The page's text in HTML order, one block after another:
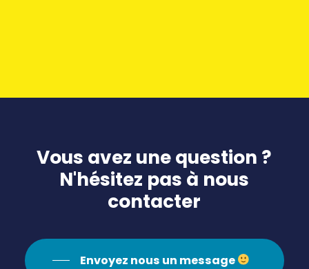
Vous avez unequestion ?
N'hésitez pas à nous
contacter
Envoyez nous un message